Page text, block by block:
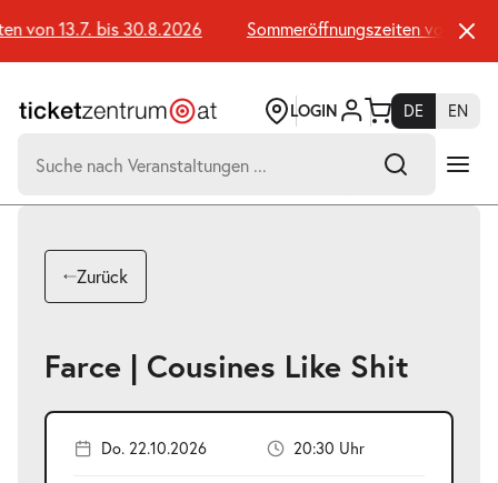
Seiteninhalt
springen
von 13.7. bis 30.8.2026 Sommeröffnungszeiten von 13.7.
LOGIN DE
EN
nach:
Suchtreffer:
Zurück
Farce | Cousines Like Shit
Do. 22.10.2026 20:30 Uhr